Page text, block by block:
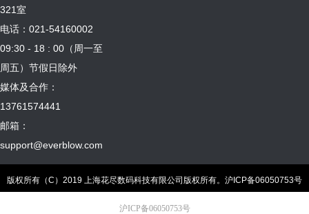
321室
电话：021-54160002
09:30 - 18 : 00（周一至
周五）节假日除外
媒体及合作：
13761574441
邮箱：
support@everblow.com
版权所有（C）2019 上海花尽数码科技有限公司版权所有。 沪ICP备06050753号
沪ICP备06050753号